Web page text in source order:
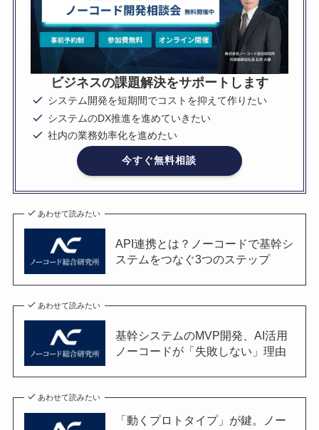
ビジネスの課題解決をサポートします
システム開発を短期間でコストを抑えて作りたい
システムのDX推進を進めていきたい
社内の業務効率化を進めたい
今すぐ無料相談
あわせて読みたい
API連携とは？ノーコードで基幹シ
ステムをつなぐ3つのステップ
あわせて読みたい
基幹システムのMVP開発、AI活用
ノーコードが「失敗しない」理由
あわせて読みたい
「動くプロトタイプ」が鍵。ノー